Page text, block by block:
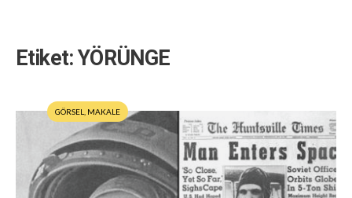
Etiket:YÖRÜNGE
GÖRSEL MAKALE